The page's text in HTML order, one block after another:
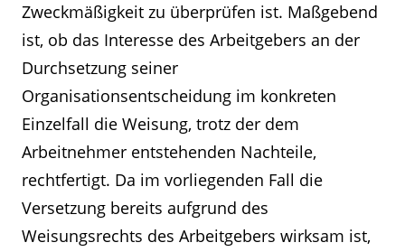
Zweckmäßigkeit zu überprüfen ist. Maßgebend
ist, ob das Interesse des Arbeitgebers an der
Durchsetzung seiner
Organisationsentscheidung im konkreten
Einzelfall die Weisung, trotz der dem
Arbeitnehmer entstehenden Nachteile,
rechtfertigt. Da im vorliegenden Fall die
Versetzung bereits aufgrund des
Weisungsrechts des Arbeitgebers wirksam ist,